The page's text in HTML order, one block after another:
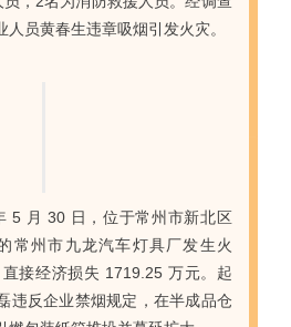
员黄春生违章吸烟引发火灾。
5 月 30 日，位于常州市新北区
常州市九龙汽车灯具厂发生火
接经济损失 1719.25 万元。起
违反企业禁烟规定，在半成品仓